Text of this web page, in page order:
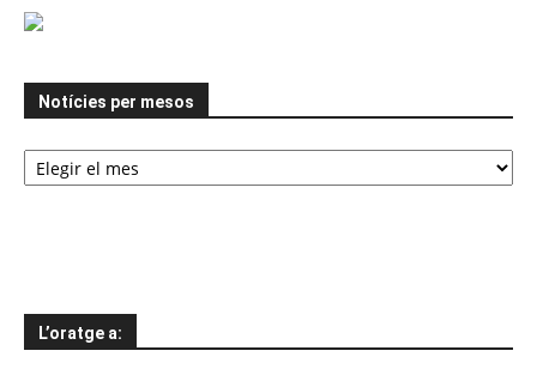
Notícies per mesos
Notícies
per
L’oratge a: